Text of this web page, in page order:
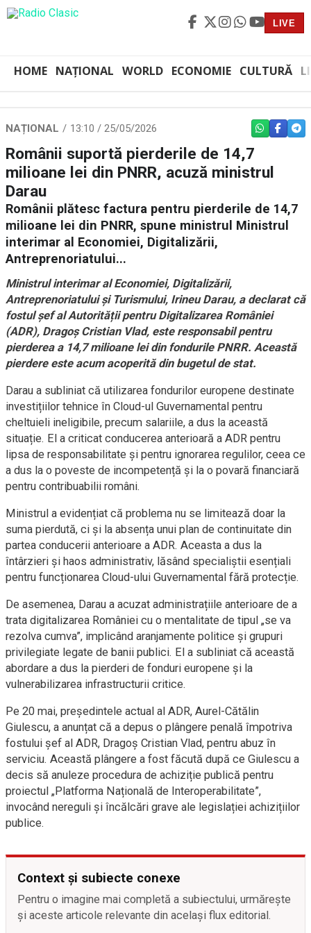
LIVE
HOME NAȚIONAL WORLD ECONOMIE CULTURĂ
NAȚIONAL 13:10 / 25/05/2026 WHATSAPP
Românii suportă pierderile de 14,7
milioane lei din PNRR, acuză ministrul
Darau
Românii plătesc factura pentru pierderile de 14,7
milioane lei din PNRR, spune ministrul Ministrul
interimar al Economiei, Digitalizării,
Antreprenoriatului...
Ministrul interimar al Economiei, Digitalizării,
Antreprenoriatului și Turismului, Irineu Darau, a declarat că
fostul șef al Autorității pentru Digitalizarea României
(ADR), Dragoș Cristian Vlad, este responsabil pentru
pierderea a 14,7 milioane lei din fondurile PNRR. Această
pierdere este acum acoperită din bugetul de stat.
Darau a subliniat că utilizarea fondurilor europene destinate
investițiilor tehnice în Cloud-ul Guvernamental pentru
cheltuieli ineligibile, precum salariile, a dus la această
situație. El a criticat conducerea anterioară a ADR pentru
lipsa de responsabilitate și pentru ignorarea regulilor, ceea ce
a dus la o poveste de incompetență și la o povară financiară
pentru contribuabilii români.
Ministrul a evidențiat că problema nu se limitează doar la
suma pierdută, ci și la absența unui plan de continuitate din
partea conducerii anterioare a ADR. Aceasta a dus la
întârzieri și haos administrativ, lăsând specialiștii esențiali
pentru funcționarea Cloud-ului Guvernamental fără protecție.
De asemenea, Darau a acuzat administrațiile anterioare de a
trata digitalizarea României cu o mentalitate de tipul „se va
rezolva cumva”, implicând aranjamente politice și grupuri
privilegiate legate de banii publici. El a subliniat că această
abordare a dus la pierderi de fonduri europene și la
vulnerabilizarea infrastructurii critice.
Pe 20 mai, președintele actual al ADR, Aurel-Cătălin
Giulescu, a anunțat că a depus o plângere penală împotriva
fostului șef al ADR, Dragoș Cristian Vlad, pentru abuz în
serviciu. Această plângere a fost făcută după ce Giulescu a
decis să anuleze procedura de achiziție publică pentru
proiectul „Platforma Națională de Interoperabilitate”,
invocând nereguli și încălcări grave ale legislației achizițiilor
publice.
Context și subiecte conexe
Pentru o imagine mai completă a subiectului, urmărește
și aceste articole relevante din același flux editorial.